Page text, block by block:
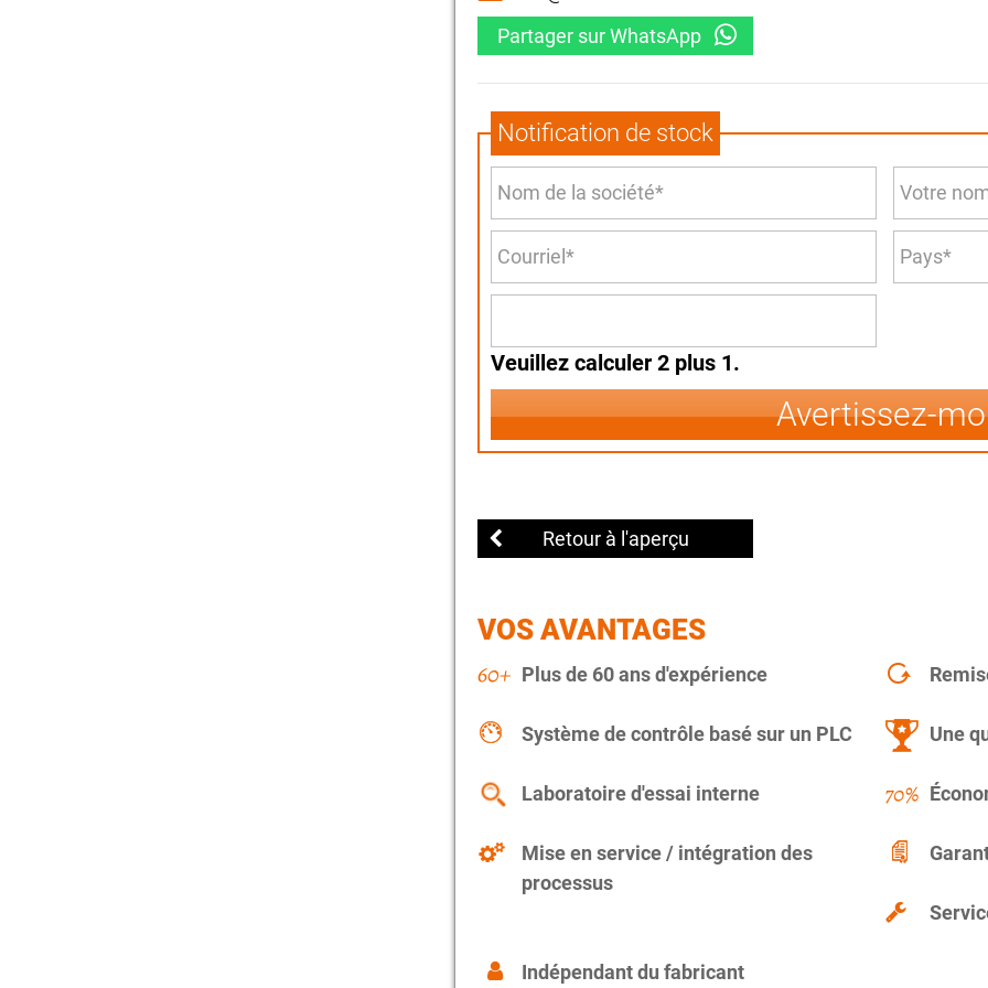
Partager sur WhatsApp
Notification de stock
Veuillez calculer 2 plus 1.
Avertissez-
Retour à l'aperçu
VOS AVANTAGES
Plus de 60 ans d'expérience
Système de contrôle basé sur un PLC Une
Laboratoire d'essai interne
Mise en service / intégration des
processus
Indépendant du fabricant